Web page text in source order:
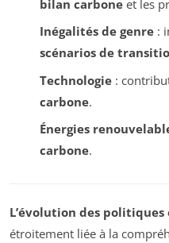
bilan carboneet les
Inégalités de genre:
scénarios de
Technologie:
carbone.
Énergies
carbone.
L’évolution des
étroitement liée à la